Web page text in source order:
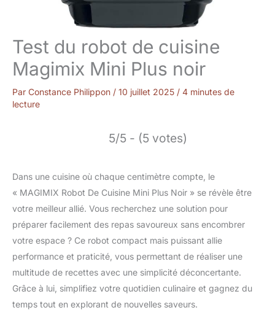
Test du robot de cuisine
Magimix Mini Plus noir
Par Constance Philippon / 10 juillet 2025 / 4 minutes de
lecture
5/5 - (5 votes)
Dans une cuisine où chaque centimètre compte, le
« MAGIMIX Robot De Cuisine Mini Plus Noir » se révèle être
votre meilleur allié. Vous recherchez une solution pour
préparer facilement des repas savoureux sans encombrer
votre espace ? Ce robot compact mais puissant allie
performance et praticité, vous permettant de réaliser une
multitude de recettes avec une simplicité déconcertante.
Grâce à lui, simplifiez votre quotidien culinaire et gagnez du
temps tout en explorant de nouvelles saveurs.